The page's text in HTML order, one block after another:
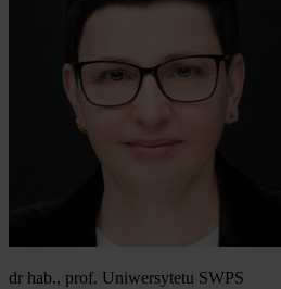
dr hab., prof. Uniwersytetu SWPS